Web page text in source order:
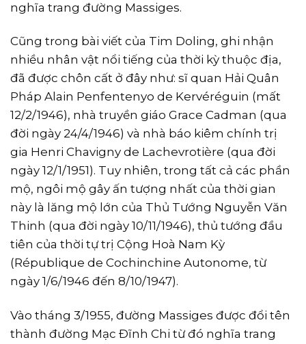
nghĩa trang đường Massiges.
Cũng trong bài viết của Tim Doling, ghi nhận
nhiều nhân vật nổi tiếng của thời kỳ thuộc địa,
đã được chôn cất ở đây như: sĩ quan Hải Quân
Pháp Alain Penfentenyo de Kervéréguin (mất
12/2/1946), nhà truyền giáo Grace Cadman (qua
đời ngày 24/4/1946) và nhà báo kiêm chính trị
gia Henri Chavigny de Lachevrotière (qua đời
ngày 12/1/1951). Tuy nhiên, trong tất cả các phần
mộ, ngôi mộ gây ấn tượng nhất của thời gian
này là lăng mộ lớn của Thủ Tướng Nguyễn Văn
Thinh (qua đời ngày 10/11/1946), thủ tướng đầu
tiên của thời tự trị Cộng Hoà Nam Kỳ
(République de Cochinchine Autonome, từ
ngày 1/6/1946 đến 8/10/1947).
Vào tháng 3/1955, đường Massiges được đổi tên
thành đường Mạc Ðĩnh Chi từ đó nghĩa trang